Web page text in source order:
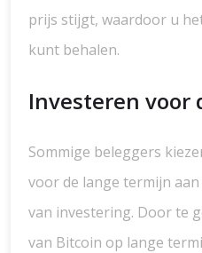
prijs stijgt, waardoor u
kunt behalen.
Investeren voor
Sommige beleggers
voor de lange termijn
van investering. Door te
van Bitcoin op lange